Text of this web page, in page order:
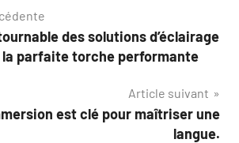
des solutions d’éclairage
la parfaite torche performante
Article suivant
est clé pour maîtriser une
langue.